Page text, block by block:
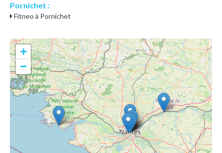
Pornichet :
Fitneo à Pornichet
+
−